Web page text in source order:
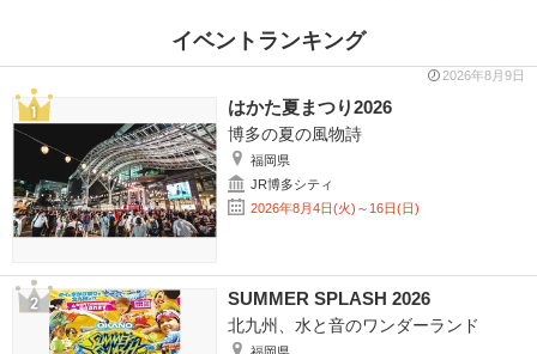
イベントランキング
2026年8月9日
はかた夏まつり2026
博多の夏の風物詩
福岡県
JR博多シティ
2026年8月4日(火)～16日(日)
SUMMER SPLASH 2026
北九州、水と音のワンダーランド